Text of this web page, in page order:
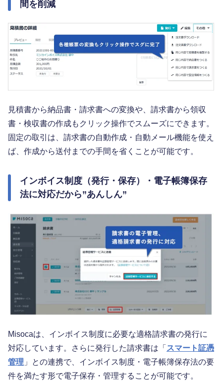
間を削減
見積書から納品書・請求書への変換や、請求書から領収
書・検収書の作成もクリック操作でスムーズにできます。
固定の取引は、請求書の自動作成・自動メール機能を使え
ば、作成から送付までの手間を省くことが可能です。
インボイス制度（発行・保存）・電子帳簿保存
法に対応だから”あんしん”
Misocaは、インボイス制度に必要な適格請求書の発行に
対応しています。さらに発行した請求書は「 スマート証憑
管理 」との連携で、インボイス制度・電子帳簿保存法の要
件を満たす形で電子保存・管理することが可能です。